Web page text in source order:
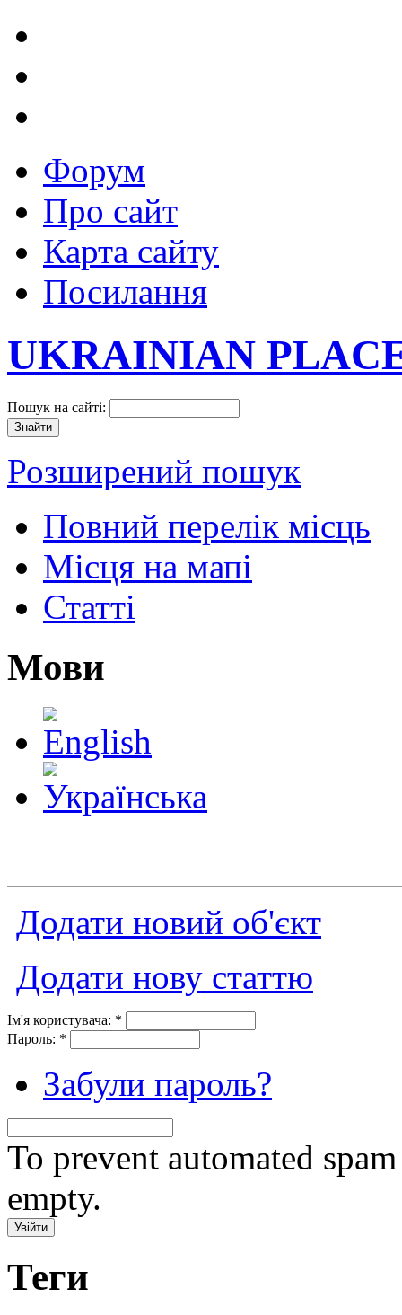
Форум
Про сайт
Карта сайту
Посилання
UKRAINIAN
Пошук на сайті:
Розширений пошук
Повний перелік місць
Місця на мапі
Статті
Мови
Додати новий об'єкт
Додати нову статтю
Ім'я користувача: *
Пароль: *
Забули пароль?
To prevent automated
empty.
Теги